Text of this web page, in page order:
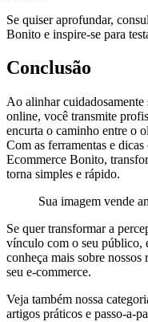
Se quiser aprofundar,
Bonito e inspire-se para
Conclusão
Ao alinhar
online, você transmite
encurta o caminho entre o
Com as ferramentas e
Ecommerce Bonito,
torna simples e rápido.
Sua imagem vende
Se quer transformar a
vínculo com o seu público,
conheça mais sobre
seu e-commerce.
Veja também nossa
artigos práticos e passo-a-